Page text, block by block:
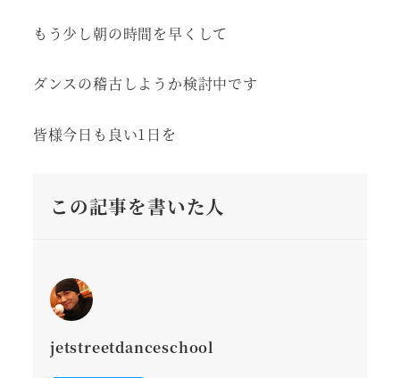
もう少し朝の時間を早くして
ダンスの稽古しようか検討中です
皆様今日も良い1日を
この記事を書いた人
jetstreetdanceschool